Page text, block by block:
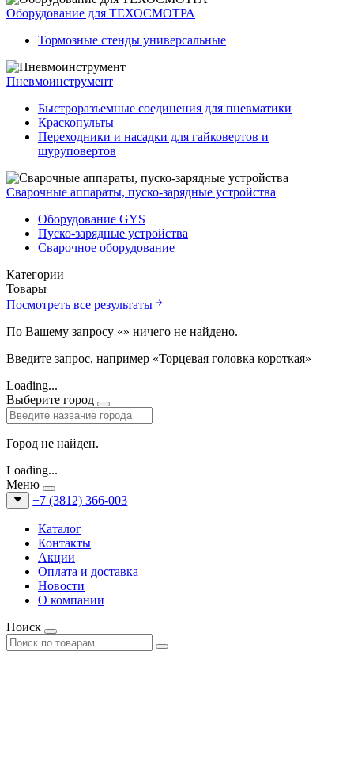
Оборудование для ТЕХОСМОТРА
Тормозные стенды универсальные
Пневмоинструмент
Быстроразъемные соединения для пневматики
Краскопульты
Переходники и насадки для гайковертов и
шуруповертов
Сварочные аппараты, пуско-зарядные устройства
Оборудование GYS
Пуско-зарядные устройства
Сварочное оборудование
Категории
Товары
Посмотреть все результаты
По Вашему запросу «» ничего не найдено.
Введите запрос, например «Торцевая головка короткая»
Loading...
Выберите город
Город не найден.
Loading...
Меню
+7 (3812) 366-003
Каталог
Контакты
Акции
Оплата и доставка
Новости
О компании
Поиск